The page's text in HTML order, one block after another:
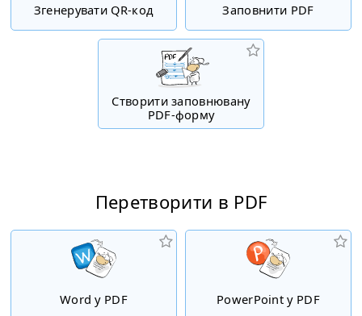
Згенерувати QR-код Заповнити PDF
Створити заповнювану
PDF-форму
Перетворити в PDF
Word у PDF PowerPoint у PDF